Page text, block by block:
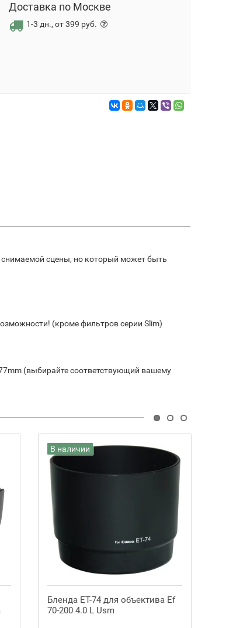
Доставка по Москве
1-3 дн., от 399 руб.
снимаемой сцены, но который может быть
(кроме фильтров серии Slim)
(выбирайте соответствующий вашему
В наличии
Бленда ET-74 для объектива Ef
70-200 4.0 L Usm